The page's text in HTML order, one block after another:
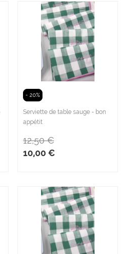
- 20%
Serviette de table sauge - bon
appétit
10,00 €
12,50 €